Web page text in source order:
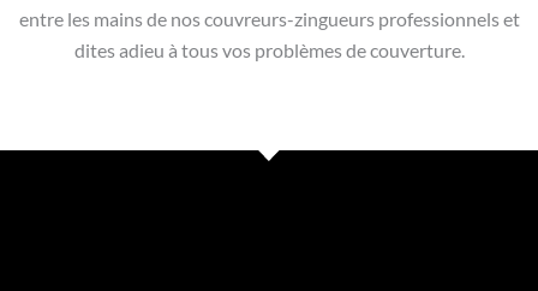
entre les mains de nos couvreurs-zingueurs professionnels et
dites adieu à tous vos problèmes de couverture.